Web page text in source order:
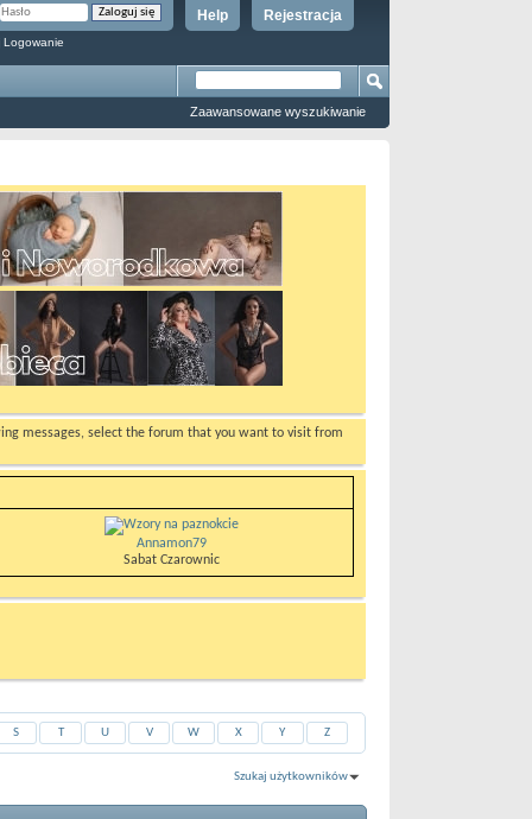
Rejestracja
Help
Logowanie
Zaawansowane wyszukiwanie
messages, select the forum that you want to visit from
Annamon79
Sabat Czarownic
S T U V W X Y Z
Szukaj użytkowników